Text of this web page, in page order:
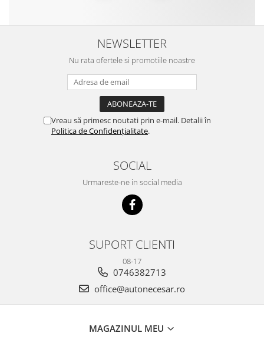
NEWSLETTER
Nu rata ofertele si promotiile noastre
Vreau să primesc noutati prin e-mail. Detalii în
Politica de Confidențialitate.
SOCIAL
Urmareste-ne in social media
SUPORT CLIENTI
08-17
0746382713
office@autonecesar.ro
MAGAZINUL MEU